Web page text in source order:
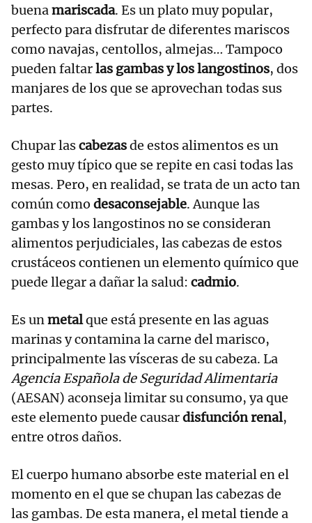
buenamariscada. Es un plato muy popular,
perfecto para disfrutar de diferentes mariscos
como navajas, centollos, almejas… Tampoco
pueden faltarlas gambas y los langostinos, dos
manjares de los que se aprovechan todas sus
partes.
Chupar lascabezasde estos alimentos es un
gesto muy típico que se repite en casi todas las
mesas. Pero, en realidad, se trata de un acto tan
común como desaconsejable. Aunque las
gambas y los langostinos no se consideran
alimentos perjudiciales, las cabezas de estos
crustáceos contienen un elemento químico que
puede llegar a dañar la salud: cadmio.
Es unmetalque está presente en las aguas
marinas y contamina la carne del marisco,
principalmente las vísceras de su cabeza. La
Agencia Española de Seguridad Alimentaria
(AESAN) aconseja limitar su consumo, ya que
este elemento puede causardisfunción renal,
entre otros daños.
El cuerpo humano absorbe este material en el
momento en el que se chupan las cabezas de
las gambas. De esta manera, el metal tiende a